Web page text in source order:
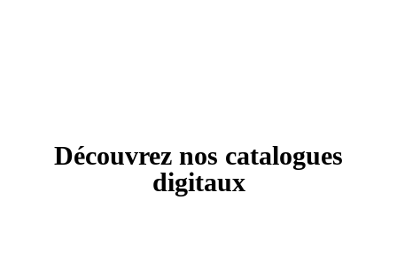
Découvrez nos catalogues
digitaux